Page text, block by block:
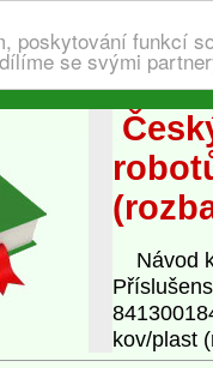
poskytování funkcí
se svými
Návod k
kov/plast